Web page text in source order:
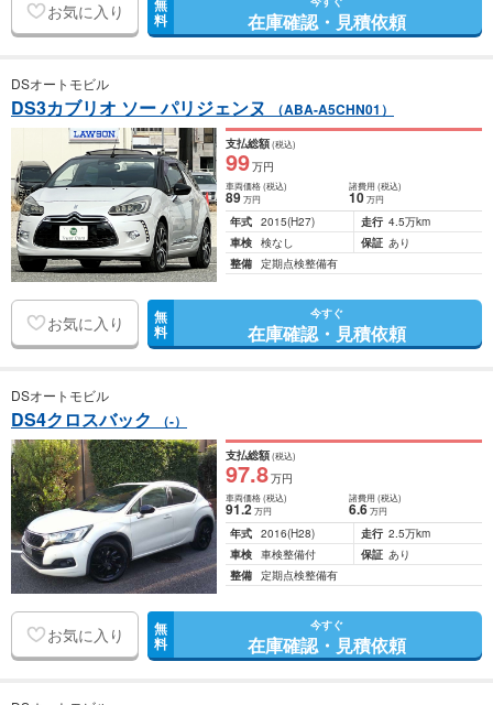
お気に入り 無
料 在庫確認・見積依頼
DSオートモビル
DS3カブリオ ソー パリジェンヌ （ABA-A5CHN01）
支払総額(税込)
99万円
車両価格(税込)
89万円
諸費用 (税込)
10 万円
年式 2015(H27) 走行 4.5万km
車検 検なし 保証 あり
整備 定期点検整備有
お気に入り 無
料
今すぐ
在庫確認・見積依頼
DSオートモビル
DS4クロスバック （-）
支払総額(税込)
97.8万円
車両価格(税込)
91.2万円
諸費用 (税込)
6.6 万円
年式 2016(H28) 走行 2.5万km
車検 車検整備付 保証 あり
整備 定期点検整備有
お気に入り 無
料
今すぐ
在庫確認・見積依頼